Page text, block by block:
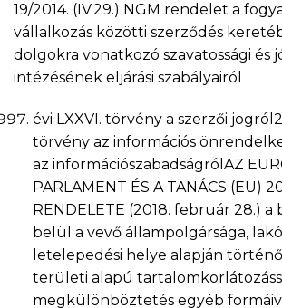
19/2014. (IV.29.) NGM rendelet a
vállalkozás közötti szerződés
dolgokra vonatkozó szavatossági és
intézésének eljárási szabályairól
évi LXXVI. törvény a szerzői
törvény az információs
az információszabadságrólAZ
PARLAMENT ÉS A TANÁCS (EU)
RENDELETE (2018. február 28.) a
belül a vevő állampolgársága,
letelepedési helye alapján
területi alapú
megkülönböztetés egyéb